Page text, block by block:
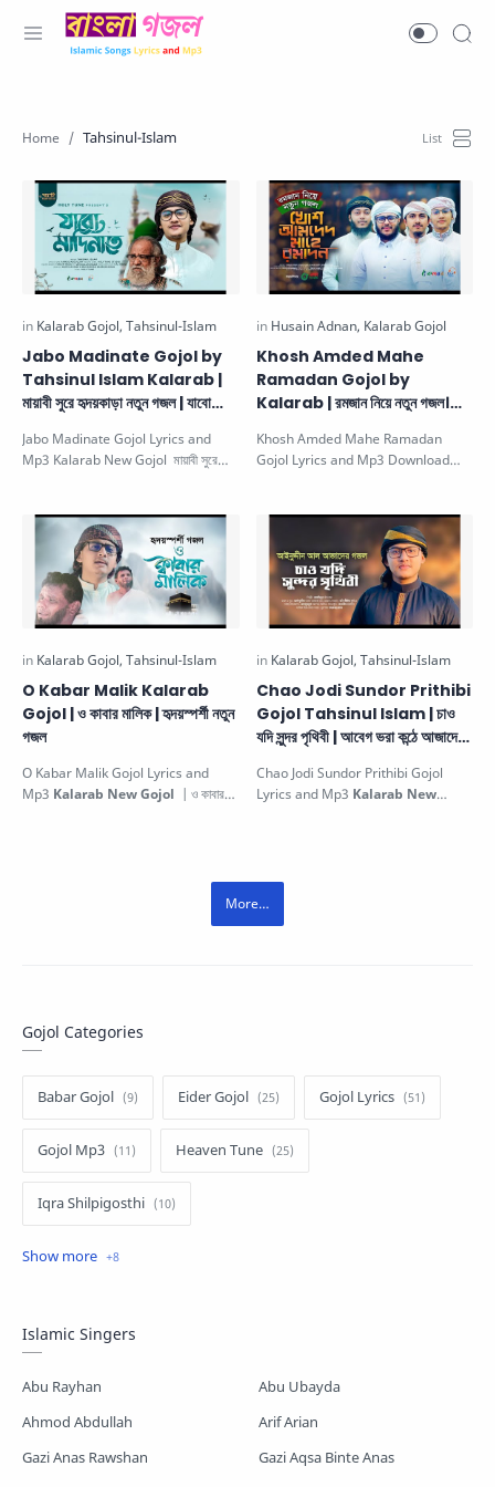
Tahsinul-Islam
Jabo Madinate Gojol by
Tahsinul Islam Kalarab |
মায়াবী সুরে হৃদয়কাড়া নতুন গজল | যাবো
Jabo Madinate Gojol Lyrics and
Mp3 Kalarab New Gojol মায়াবী সুরে
Khosh Amded Mahe
Ramadan Gojol by
Kalarab | রমজান নিয়ে নতুন গজল।
Khosh Amded Mahe Ramadan
Gojol Lyrics and Mp3 Download
O Kabar Malik Kalarab
Gojol | ও কাবার মালিক | হৃদয়স্পর্শী নতুন
গজল
O Kabar Malik Gojol Lyrics and
Mp3 Kalarab New Gojol | ও কাবার
Chao Jodi Sundor Prithibi
Gojol Tahsinul Islam | চাও
যদি সুন্দর পৃথিবী | আবেগ ভরা কন্ঠে আজাদের
Chao Jodi Sundor Prithibi Gojol
Lyrics and Mp3 Kalarab New
Gojol Categories
Babar Gojol Eider Gojol Gojol Lyrics
Gojol Mp3 Heaven Tune
Iqra Shilpigosthi
Islamic Story
Shopnoshiri
Islamic Singers
Abu Rayhan
Abu Ubayda
Ahmod Abdullah
Arif Arian
Gazi Anas Rawshan
Gazi Aqsa Binte Anas